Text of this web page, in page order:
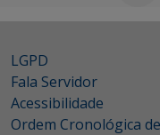
LGPD
Fala Servidor
Acessibilidade
Ordem Cronológica